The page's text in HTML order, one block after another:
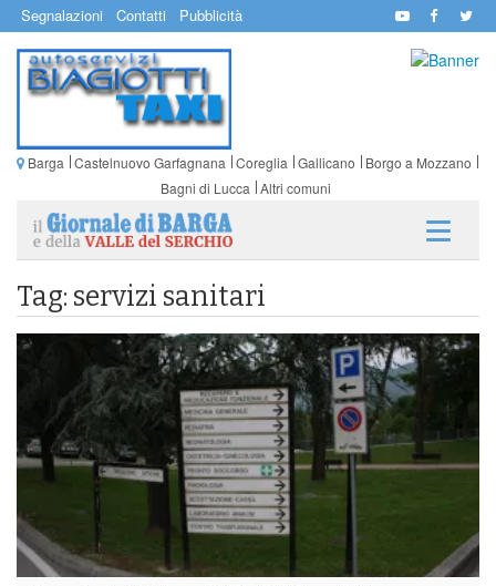
Segnalazioni Contatti Pubblicità
Barga Castelnuovo Garfagnana Coreglia Gallicano
Borgo a Mozzano
Bagni di Lucca Altri comuni
Tag: servizi sanitari